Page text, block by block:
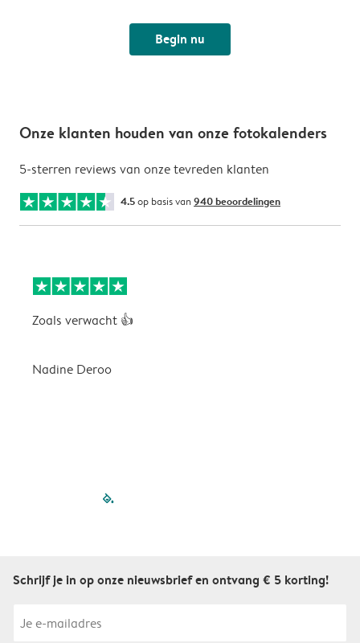
Begin nu
Onze klanten houden van onze fotokalenders
5-sterren reviews van onze tevreden klanten
4.5op basis van 940 beoordelingen
Zoals verwacht 👍
Nadine Deroo
filled-pagination
Schrijf je in op onze nieuwsbrief en ontvang € 5 korting!